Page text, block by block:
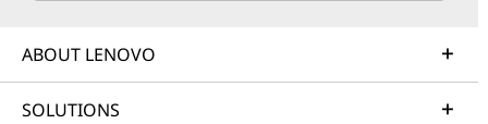
ABOUT LENOVO
SOLUTIONS